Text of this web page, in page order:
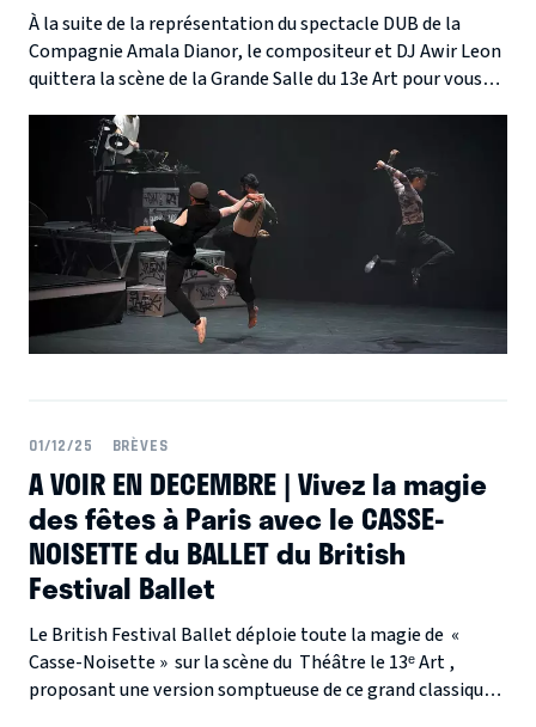
À la suite de la représentation du spectacle DUB de la
Compagnie Amala Dianor, le compositeur et DJ Awir Leon
quittera la scène de la Grande Salle du 13e Art pour vous
01/12/25 BRÈVES
A VOIR EN DECEMBRE | Vivez la magie
des fêtes à Paris avec le CASSE-
NOISETTE du BALLET du British
Festival Ballet
Le British Festival Ballet déploie toute la magie de «
Casse-Noisette » sur la scène du Théâtre le 13ᵉ Art ,
proposant une version somptueuse de ce grand classique